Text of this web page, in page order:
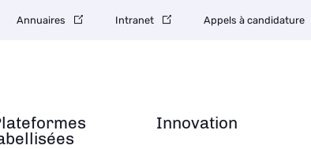
Innovation
Annuaires Intranet Appels à candidature